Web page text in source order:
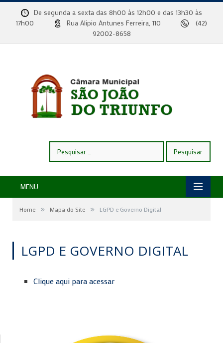
De segunda a sexta das 8h00 às 12h00 e das 13h30 às
17h00
Rua Alipio Antunes Ferreira, 110
(42)
92002-8658
por:
MENU
Home » Mapa do Site » LGPD e Governo Digital
LGPD E GOVERNO DIGITAL
Clique aqui para acessar